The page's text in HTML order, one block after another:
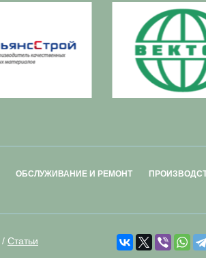
ОБСЛУЖИВАНИЕ И РЕМОНТ
/ Статьи